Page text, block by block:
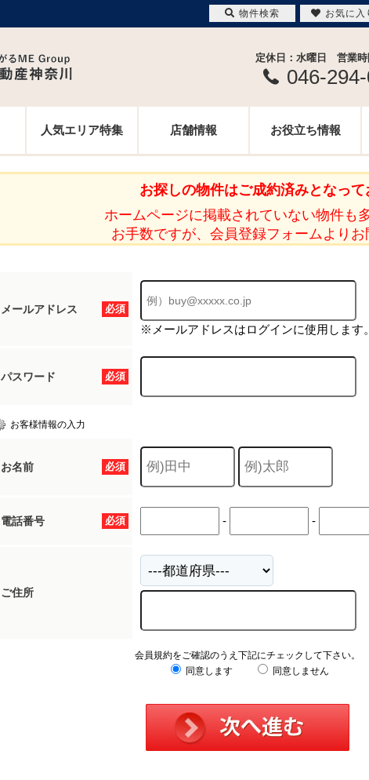
定休日：水曜日 営業
046-
人気エリア特集 店舗情報 お役立ち情報
お探しの物件はご成約済みとなって
ホームページに掲載されていない物件も
お手数ですが、会員登録フォームよりお
必須
メールアドレス
※メールアドレスはログインに使用します。
必須
パスワード
お客様情報の入力
必須
お名前
必須
電話番号 - -
ご住所
会員規約をご確認のうえ下記にチェックして下さい。
同意します
同意しません
物件検索 お気に入